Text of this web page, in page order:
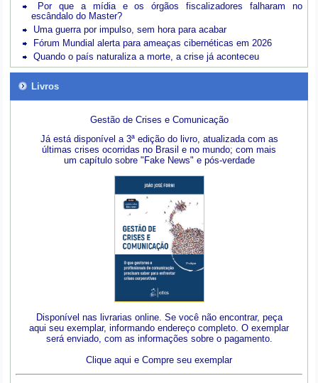
Por que a mídia e os órgãos fiscalizadores falharam no
escândalo do Master?
Uma guerra por impulso, sem hora para acabar
Fórum Mundial alerta para ameaças cibernéticas em 2026
Quando o país naturaliza a morte, a crise já aconteceu
Livros
Gestão de Crises e Comunicação
Já está disponível a 3ª edição do livro, atualizada com as
últimas crises ocorridas no Brasil e no mundo; com mais
um capítulo sobre "Fake News" e pós-verdade
Disponível nas livrarias online. Se você não encontrar, peça
aqui seu exemplar, informando endereço completo. O exemplar
será enviado, com as informações sobre o pagamento.
Clique aqui e Compre seu exemplar